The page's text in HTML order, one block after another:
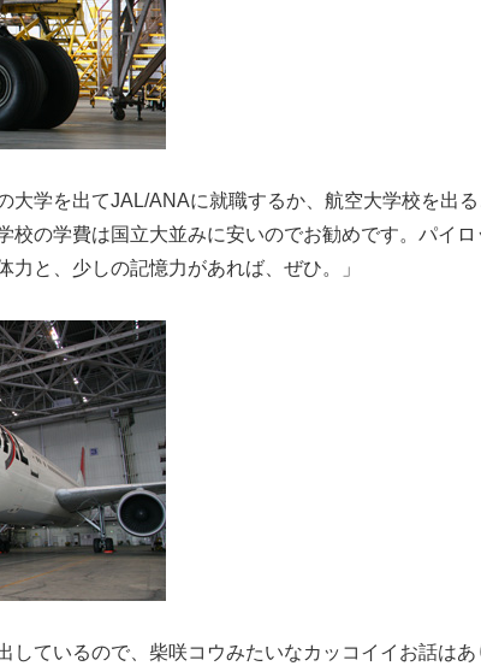
大学を出てJAL/ANAに就職するか、航空大学校を出
校の学費は国立大並みに安いのでお勧めです。パイ
力と、少しの記憶力があれば、ぜひ。」
しているので、柴咲コウみたいなカッコイイお話はあ